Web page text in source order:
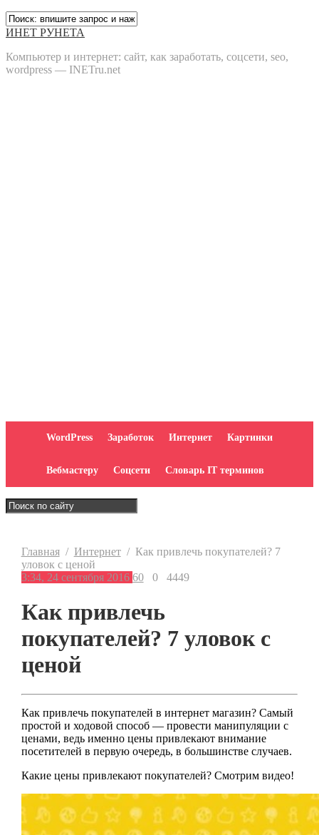
ИНЕТ РУНЕТА
Компьютер и интернет: сайт, как заработать, соцсети, seo,
wordpress — INETru.net
WordPress Заработок Интернет Картинки
Вебмастеру Соцсети Словарь IT терминов
Главная/ Интернет/ Как привлечь покупателей? 7
уловок с ценой
3:34, 24 сентября 2016 60 0 4449
Как привлечь
покупателей? 7 уловок с
ценой
Как привлечь покупателей в интернет магазин? Самый
простой и ходовой способ — провести манипуляции с
ценами, ведь именно цены привлекают внимание
посетителей в первую очередь, в большинстве случаев.
Какие цены привлекают покупателей? Смотрим видео!